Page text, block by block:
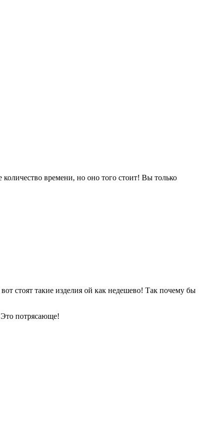
времени, но оно того стоит! Вы только
стоят такие изделия ой как недешево! Так почему бы
Это потрясающе!